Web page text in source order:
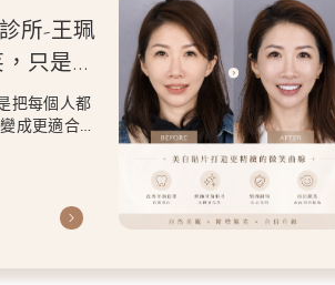
所-王珮
容：美
曲線
量牙齒本身
、微笑方式